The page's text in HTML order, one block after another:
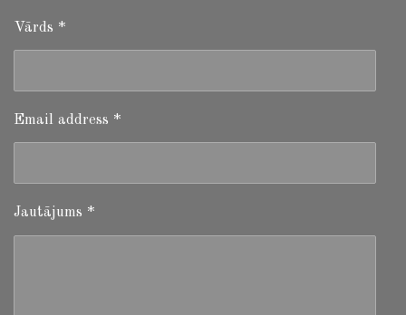
Vārds *
Email address *
Jautājums *